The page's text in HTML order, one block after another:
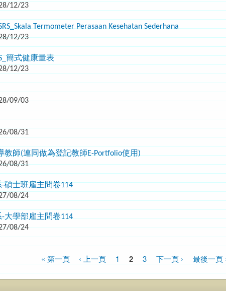
12/23
Termometer Perasaan Kesehatan Sederhana
12/23
簡式健康量表
12/23
09/03
08/31
師(連同做為登記教師E-Portfolio使用)
08/31
碩士班雇主問卷114
08/24
大學部雇主問卷114
08/24
« 第一頁 ‹ 上一頁 1 2 3 下一頁 › 最後一頁